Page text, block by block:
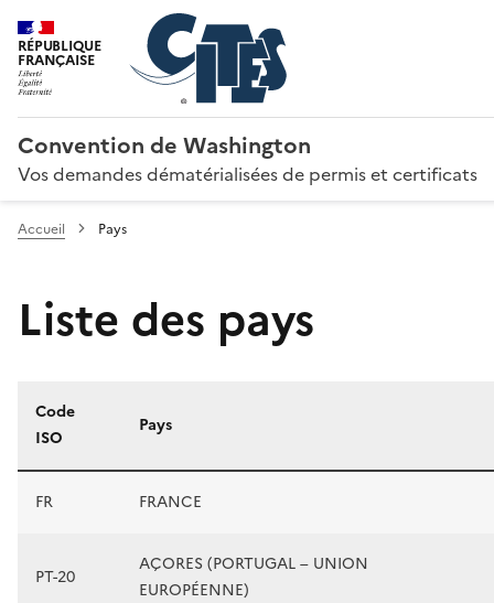
RÉPUBLIQUE
FRANÇAISE
Convention de Washington
Vos demandes dématérialisées de permis et certificats
Accueil Pays
Liste des pays
Liste des pays
Code
ISO
Pays
FR FRANCE
PT-20
AÇORES (PORTUGAL – UNION
EUROPÉENNE)